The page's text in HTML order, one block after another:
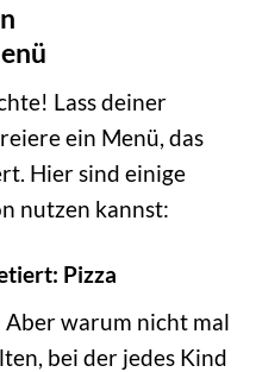
Lass deiner
ein Menü, das
Hier sind einige
nutzen kannst:
Pizza
warum nicht mal
bei der jedes Kind